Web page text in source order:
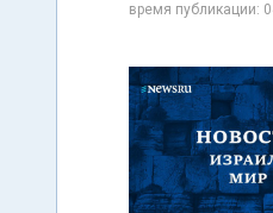
время публикации: